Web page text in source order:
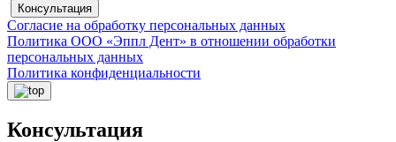
Консультация
Согласие на обработку персональных данных
Политика ООО «Эппл Дент» в отношении обработки
персональных данных
Политика конфиденциальности
Консультация